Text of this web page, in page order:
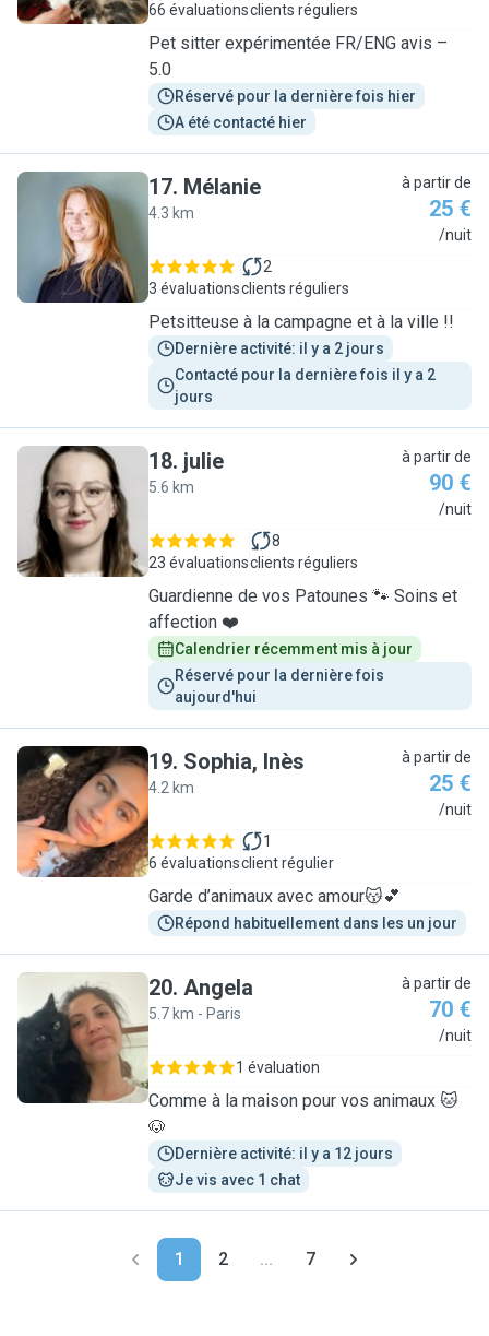
66 évaluationsclients réguliers
Pet sitter expérimentée FR/ENG avis –
5.0
Réservé pour la dernière fois hier
A été contacté hier
M
17. Mélanie
4.3 km
à partir de
25 €
/nuit
3 évaluations
2
clients réguliers
Petsitteuse à la campagne et à la ville !!
Dernière activité: il y a 2 jours
Contacté pour la dernière fois il y a 2
jours
J
18. julie
5.6 km
à partir de
90 €
/nuit
23 évaluations
8
clients réguliers
Guardienne de vos Patounes 🐾 Soins et
affection ❤️
Calendrier récemment mis à jour
Réservé pour la dernière fois
aujourd'hui
S
19. Sophia, Inès
4.2 km
à partir de
25 €
/nuit
6 évaluations
1
client régulier
Garde d’animaux avec amour😽💕
Répond habituellement dans les un jour
A
20. Angela
5.7 km - Paris
à partir de
70 €
/nuit
1 évaluation
Comme à la maison pour vos animaux 🐱
🐶
Dernière activité: il y a 12 jours
Je vis avec 1 chat
1 2 ... 7